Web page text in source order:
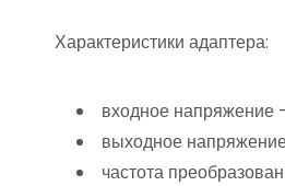
Характеристики адаптера:
входное напряжение
выходное
частота